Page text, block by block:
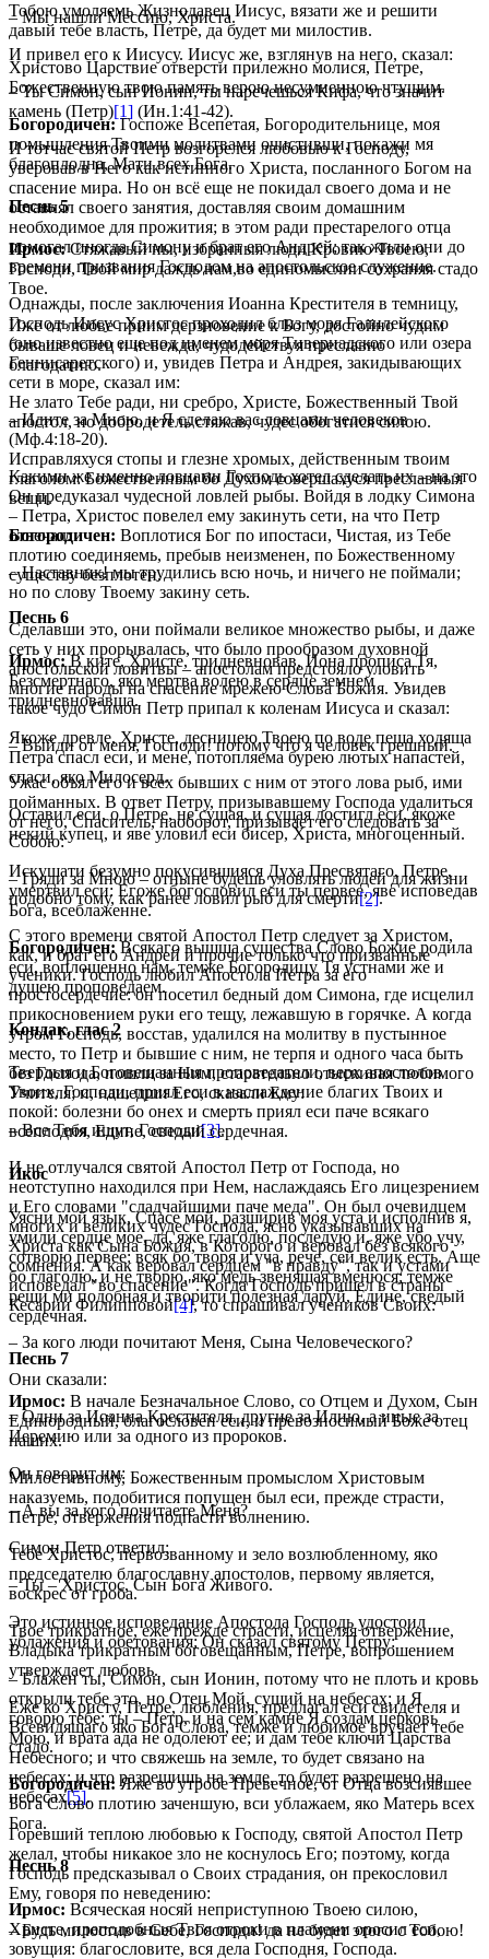
– Мы нашли Мессию, Христа.
И привел его к Иисусу. Иисус же, взглянув на него, сказал:
– Ты Симон, сын Ионин, ты наречешься Кифа, что значит
камень (Петр)[1] (Ин.1:41-42).
И тотчас святой Петр возгорелся любовью к Господу,
уверовав в Него как истинного Христа, посланного Богом на
спасение мира. Но он всё еще не покидал своего дома и не
оставлял своего занятия, доставляя своим домашним
необходимое для прожития; в этом ради престарелого отца
помогал иногда Симону и брат его Андрей; так жили они до
времени призвания Господом на апостольское служение.
Однажды, после заключения Иоанна Крестителя в темницу,
Господь Иисус Христос проходил близ моря Галилейского
(оно известно еще под именем моря Тивериадского или озера
Геннисаретского) и, увидев Петра и Андрея, закидывающих
сети в море, сказал им:
– Идите за Мною, и Я сделаю вас ловцами человеков
(Мф.4:18-20).
Какими же именно ловцами Господь хотел сделать их – на это
Он предуказал чудесной ловлей рыбы. Войдя в лодку Симона
– Петра, Христос повелел ему закинуть сети, на что Петр
отвечал:
– Наставник! мы трудились всю ночь, и ничего не поймали;
но по слову Твоему закину сеть.
Сделавши это, они поймали великое множество рыбы, и даже
сеть у них прорывалась, что было прообразом духовной
апостольской ловитвы – апостолам предстояло уловить
многие народы на спасение мрежею Слова Божия. Увидев
такое чудо Симон Петр припал к коленам Иисуса и сказал:
– Выйди от меня, Господи! потому что я человек грешный.
Ужас объял его и всех бывших с ним от этого лова рыб, ими
пойманных. В ответ Петру, призывавшему Господа удалиться
от него, Спаситель, наоборот, призывает его следовать за
Собою:
– Гряди за Мною – отныне будешь уловлять людей для жизни
подобно тому, как ранее ловил рыб для смерти[2].
С этого времени святой Апостол Петр следует за Христом,
как, и брат его Андрей и прочие только что призванные
ученики. Господь любил Апостола Петра за его
простосердечие: он посетил бедный дом Симона, где исцелил
прикосновением руки его тещу, лежавшую в горячке. А когда
утром Господь, восстав, удалился на молитву в пустынное
место, то Петр и бывшие с ним, не терпя и одного часа быть
без Господа, пошли за Ним, старательно отыскивая любимого
Учителя; и, нашедши Его, сказали Ему:
– Все Тебя ищут, Господи[3].
И не отлучался святой Апостол Петр от Господа, но
неотступно находился при Нем, наслаждаясь Его лицезрением
и Его словами "сладчайшими паче меда". Он был очевидцем
многих и великих чудес Господа, ясно указывавших на
Христа как Сына Божия, в Которого и веровал без всякого
сомнения. А как веровал сердцем "в правду", так и устами
исповедал "во спасение". Когда Господь пришел в страны
Кесарии Филипповой[4], то спрашивал учеников Своих:
– За кого люди почитают Меня, Сына Человеческого?
Они сказали:
– Одни за Иоанна Крестителя, другие за Илию, а иные за
Иеремию или за одного из пророков.
Он говорит им:
– А вы за кого почитаете Меня?
Симон Петр ответил:
– Ты – Христос, Сын Бога Живого.
Это истинное исповедание Апостола Господь удостоил
ублажения и обетования; Он сказал святому Петру:
– Блажен ты, Симон, сын Ионин, потому что не плоть и кровь
открыли тебе это, но Отец Мой, сущий на небесах; и Я
говорю тебе: ты – Петр, и на сем камне Я создам церковь
Мою, и врата ада не одолеют ее; и дам тебе ключи Царства
Небесного; и что свяжешь на земле, то будет связано на
небесах; и что разрешишь на земле, то будет разрешено на
небесах[5].
Горевший теплою любовью к Господу, святой Апостол Петр
желал, чтобы никакое зло не коснулось Его; поэтому, когда
Господь предсказывал о Своих страдания, он прекословил
Ему, говоря по неведению:
– Будь милостив в Себе, Господи! да не будет этого с Тобою!
Тобою умоляемь Жизнодавец Иисус, вязати же и решити
давый тебе власть, Петре, да будет ми милостив.
Христово Царствие отверсти прилежно молися, Петре,
Божественную твою память верою несумненною чтущим.
Богородичен:Госпоже Всепетая, Богородительнице, моя
помышления Твоими молитвами очистивши, покажи мя
благоплодна, Мати всех Бога.
Песнь 5
Ирмос:Стяжавый ны, избранныя люди Кровию Твоею,
Господи, Твой мир даждь нам,во единомыслии сохраняя стадо
Твое.
Иже от любве приим дерзновение к Богу, достойно чудим
бываше ловец и невежда, чудодействуя преславно
благодатию.
Не злато Тебе ради, ни сребро, Христе, Божественный Твой
апостол, но добродетель стяжав, чудес обогатися силою.
Исправляхуся стопы и глезне хромых, действенным твоим
глаголом: Божественным бо Духом совершахуся преславныя
вещи.
Богородичен: Воплотися Бог по ипостаси, Чистая, из Тебе
плотию соединяемь, пребыв неизменен, по Божественному
существу безплотен.
Песнь 6
Ирмос:В ките, Христе, тридневновав, Иона прописа Тя,
Безсмертнаго, яко мертва волею в сердце земнем
тридневновавша.
Якоже древле, Христе, десницею Твоею по воде пеша ходяща
Петра спасл еси, и мене, потопляема бурею лютых напастей,
спаси, яко Милосерд.
Оставил еси, о Петре, не сущая, и сущая достигл еси, якоже
некий купец, и яве уловил еси бисер, Христа, многоценный.
Искушати безумно покусившияся Духа Пресвятаго, Петре,
умертвил еси: Егоже богословил еси ты первее, яве исповедав
Бога, всеблаженне.
Богородичен:Всякаго вышша существа Слово Божие родила
еси, воплощенно нам, темже Богородицу Тя устнами же и
душею проповедаем.
Кондак, глас 2
Твердыя и Боговещанныя проповедатели, верх апостолов
Твоих, Господи, приял еси в наслаждение благих Твоих и
покой: болезни бо онех и смерть приял еси паче всякаго
всеплодия, Едине, сведый сердечная.
Икос
Уясни мой язык, Спасе мой, разширив моя уста и исполнив я,
умили сердце мое, да, яже глаголю, последую и, яже убо учу,
сотворю первее: всяк бо творя и уча, рече, сей велик есть. Аще
бо глаголю, и не творю, яко медь звенящая вменюся; темже
рещи ми подобная и творити полезная даруй, Едине, сведый
сердечная.
Песнь 7
Ирмос: В начале Безначальное Слово, со Отцем и Духом, Сын
Единородный, благословен еси, и превозносимый Боже отец
наших.
Милостивному, Божественным промыслом Христовым
наказуемь, подобитися попущен был еси, прежде страсти,
Петре, отвержения подпасти волнению.
Тебе Христос, первозванному и зело возлюбленному, яко
председателю благославну апостолов, первому является,
воскрес от гроба.
Твое трикратное, еже прежде страсти, исцеляя отвержение,
Владыка трикратным боговещанным, Петре, вопрошением
утверждает любовь.
Еже ко Христу, Петре, любления, предлагал еси свидетеля и
Всевидящаго яко Бога Слова, темже и любимое вручает тебе
стадо.
Богородичен: Яже во утробе Превечное, от Отца возсиявшее
Бога Слово плотию заченшую, вси ублажаем, яко Матерь всех
Бога.
Песнь 8
Ирмос: Всяческая носяй неприступною Твоею силою,
Христе, преподобныя Твоя отроки в пламени оросил еси,
зовущия: благословите, вся дела Господня, Господа.